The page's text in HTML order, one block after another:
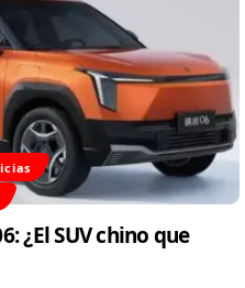
¿El SUV chino que